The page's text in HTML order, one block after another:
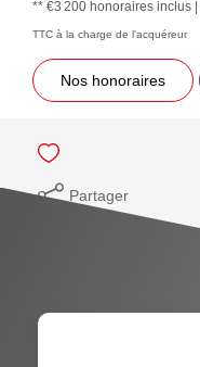
** €3 200 honoraires inclus |
TTC à la charge de l'acquéreur
Nos honoraires
Partager